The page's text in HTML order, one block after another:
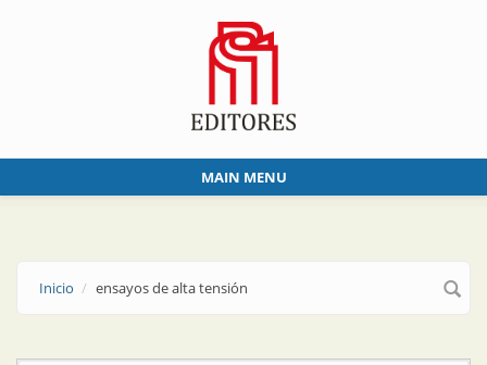
MAIN MENU
Inicio ensayos de alta tensión